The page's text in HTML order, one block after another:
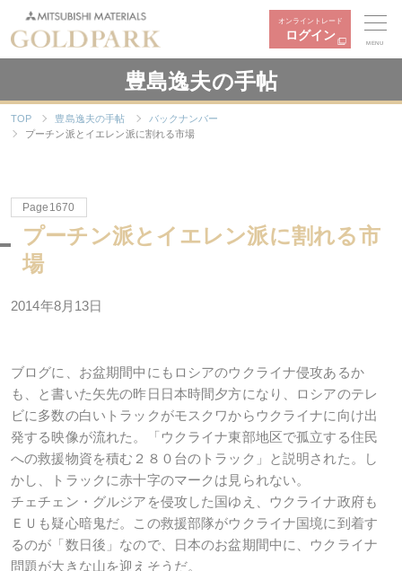
オンライントレード
ログイン
MENU
豊島逸夫の手帖
TOP 豊島逸夫の手帖
バックナンバー
プーチン派とイエレン派に割れる市場
Page1670
プーチン派とイエレン派に割れる市
場
2014年8月13日
ブログに、お盆期間中にもロシアのウクライナ侵攻あるか
も、と書いた矢先の昨日日本時間夕方になり、ロシアのテレ
ビに多数の白いトラックがモスクワからウクライナに向け出
発する映像が流れた。「ウクライナ東部地区で孤立する住民
への救援物資を積む２８０台のトラック」と説明された。し
かし、トラックに赤十字のマークは見られない。
チェチェン・グルジアを侵攻した国ゆえ、ウクライナ政府も
ＥＵも疑心暗鬼だ。この救援部隊がウクライナ国境に到着す
るのが「数日後」なので、日本のお盆期間中に、ウクライナ
問題が大きな山を迎えそうだ。